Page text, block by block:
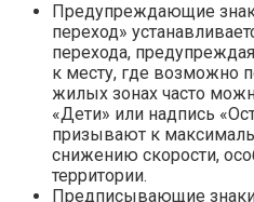
Предупреждающие
переход»
перехода,
к месту, где возможно
жилых зонах часто
«Дети» или надпись
призывают к
снижению скорости,
территории.
Предписывающие